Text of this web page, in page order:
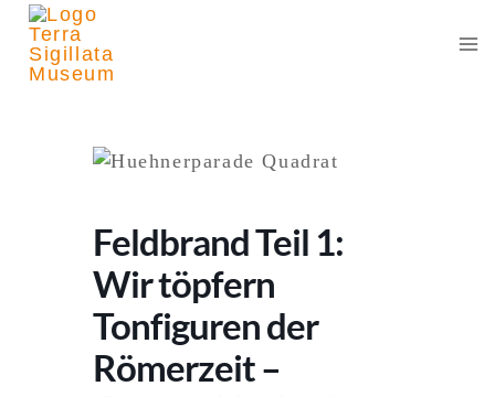
Zum
Inhalt
springen
Feldbrand Teil 1:
Wir töpfern
Tonfiguren der
Römerzeit –